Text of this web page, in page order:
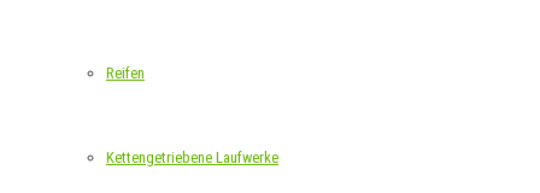
Reifen
Kettengetriebene Laufwerke